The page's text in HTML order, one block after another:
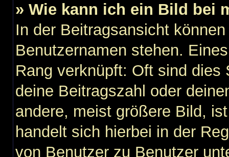
» Wie kann ich ein Bild bei
In der Beitragsansicht
Benutzernamen stehen.
Rang verknüpft: Oft sind
deine Beitragszahl oder
andere, meist größere Bild,
handelt sich hierbei in der
von Benutzer zu Benutzer